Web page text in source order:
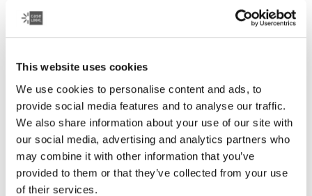
This website uses cookies
We use cookies to personalise content and ads, to
provide social media features and to analyse our traffic.
We also share information about your use of our site with
our social media, advertising and analytics partners who
may combine it with other information that you’ve
provided to them or that they’ve collected from your use
of their services.
Case Logic Fabricante de equipo
original (LAPS)
Una colección de fundas tradicionales con acolchado
de espuma de protección y detalles sofisticados y
elegantes.